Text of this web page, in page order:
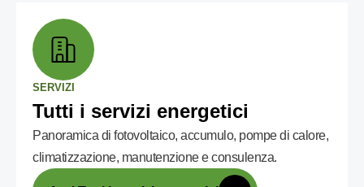
SERVIZI
Tutti i servizi energetici
Panoramica di fotovoltaico, accumulo, pompe di calore,
climatizzazione, manutenzione e consulenza.